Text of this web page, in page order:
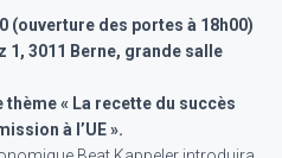
(ouverture des portes à 18h00)
1, 3011 Berne, grande salle
« La recette du succès
à l’UE ».